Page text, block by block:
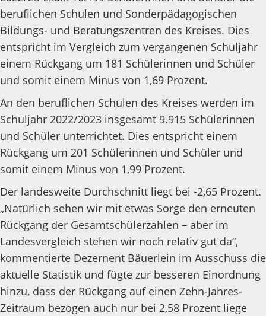
beruflichen Schulen und Sonderpädagogischen
Bildungs- und Beratungszentren des Kreises. Dies
entspricht im Vergleich zum vergangenen Schuljahr
einem Rückgang um 181 Schülerinnen und Schüler
und somit einem Minus von 1,69 Prozent.
An den beruflichen Schulen des Kreises werden im
Schuljahr 2022/2023 insgesamt 9.915 Schülerinnen
und Schüler unterrichtet. Dies entspricht einem
Rückgang um 201 Schülerinnen und Schüler und
somit einem Minus von 1,99 Prozent.
Der landesweite Durchschnitt liegt bei -2,65 Prozent.
„Natürlich sehen wir mit etwas Sorge den erneuten
Rückgang der Gesamtschülerzahlen – aber im
Landesvergleich stehen wir noch relativ gut da“,
kommentierte Dezernent Bäuerlein im Ausschuss die
aktuelle Statistik und fügte zur besseren Einordnung
hinzu, dass der Rückgang auf einen Zehn-Jahres-
Zeitraum bezogen auch nur bei 2,58 Prozent liege